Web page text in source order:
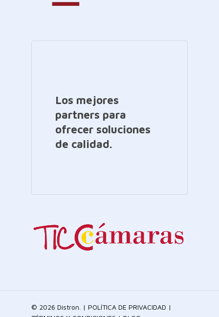
Los mejores
partners para
ofrecer soluciones
de calidad.
© 2026 Distron. | POLÍTICA DE PRIVACIDAD |